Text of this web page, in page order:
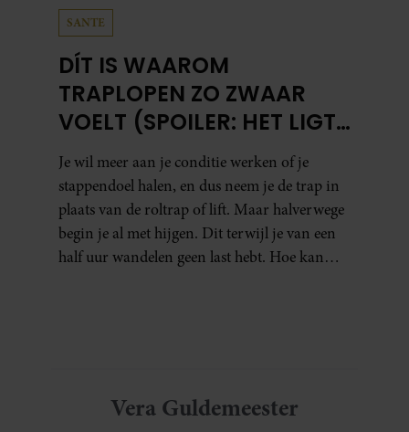
gaat akkoord met onze cookies als u onze website blijft
SANTE
DÍT IS WAAROM
TRAPLOPEN ZO ZWAAR
VOELT (SPOILER: HET LIGT
NIET AAN JE CONDITIE)
Je wil meer aan je conditie werken of je
stappendoel halen, en dus neem je de trap in
plaats van de roltrap of lift. Maar halverwege
begin je al met hijgen. Dit terwijl je van een
half uur wandelen geen last hebt. Hoe kan
Vera Guldemeester